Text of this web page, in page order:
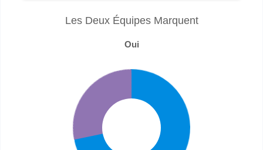
Les Deux Équipes Marquent
Oui